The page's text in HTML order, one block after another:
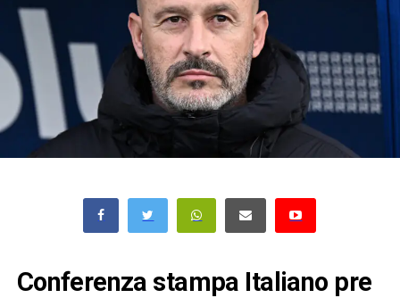
Conferenza stampa Italiano pre